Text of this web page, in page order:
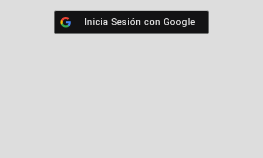
Inicia Sesión con Google